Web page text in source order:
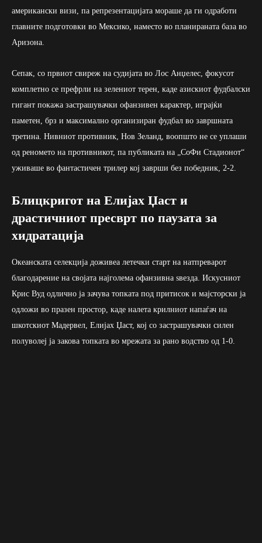
американски визи, па репрезентацијата мораше да ги одработи
главните подготовки во Мексико, наместо во планираната база во
Аризона.
Сепак, со првиот свиреж на судијата во Лос Анџелес, фокусот
комплетно се префрли на зелениот терен, каде азискиот фудбалски
гигант покажа застрашувачки офанзивен карактер, играјќи
паметен, брз и максимално организиран фудбал во завршната
третина. Нивниот противник, Нов Зеланд, воопшто не се уплаши
од реномето на противникот, па публиката на „СоФи Стадионот“
уживаше во фантастичен трилер кој заврши без победник, 2-2.
Блицкригот на Елијах Џаст и
драстичниот пресврт по паузата за
хидратација
Океанската селекција доживеа летечки старт на натпреварот
благодарение на својата најголема офанзивна ѕвезда. Искусниот
Крис Вуд одлично ја зачува топката под притисок и мајсторски ја
одложи во празен простор, каде налета крилниот напаѓач на
шкотскиот Мадервел, Елијах Џаст, кој со застрашувачки силен
полуволеј ја закова топката во мрежата за рано водство од 1-0.